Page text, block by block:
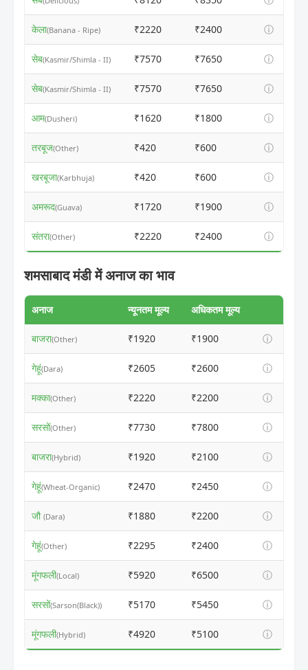
केला(Banana - Ripe) ₹2220 ₹2400 ⓘ
सेब(Kasmir/Shimla - II) ₹7570 ₹7650 ⓘ
सेब(Kasmir/Shimla - II) ₹7570 ₹7650 ⓘ
आम(Dusheri) ₹1620 ₹1800 ⓘ
तरबूज(Other) ₹420 ₹600 ⓘ
खरबूजा(Karbhuja) ₹420 ₹600 ⓘ
अमरूद(Guava) ₹1720 ₹1900 ⓘ
संतरा(Other) ₹2220 ₹2400 ⓘ
शमसाबाद मंडी में अनाज का भाव
अनाज न्यूनतम मूल्य अधिकतम मूल्य
बाजरा(Other) ₹1920 ₹1900 ⓘ
गेहूं(Dara) ₹2605 ₹2600 ⓘ
मक्का(Other) ₹2220 ₹2200 ⓘ
सरसों(Other) ₹7730 ₹7800 ⓘ
बाजरा(Hybrid) ₹1920 ₹2100 ⓘ
गेहूं(Wheat-Organic) ₹2470 ₹2450 ⓘ
जौ (Dara) ₹1880 ₹2200 ⓘ
गेहूं(Other) ₹2295 ₹2400 ⓘ
मूंगफली(Local) ₹5920 ₹6500 ⓘ
सरसों(Sarson(Black)) ₹5170 ₹5450 ⓘ
मूंगफली(Hybrid) ₹4920 ₹5100 ⓘ